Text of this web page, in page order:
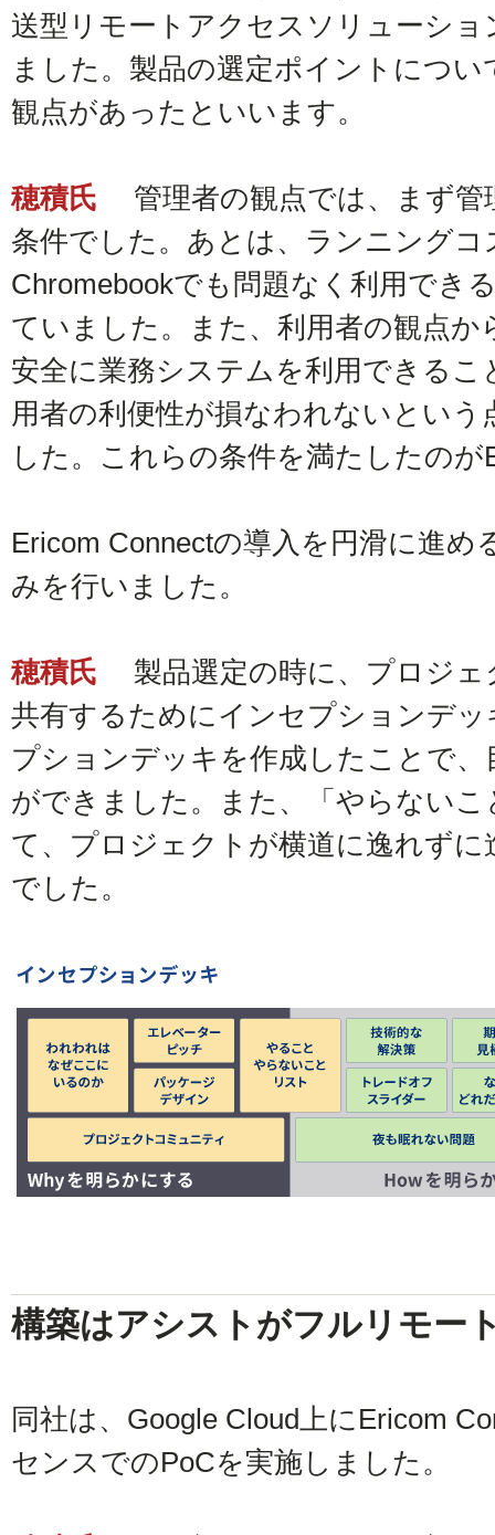
送型リモートアクセスソリューショ
ました。製品の選定ポイントにつ
観点があったといいます。
穂積氏
管理者の観点では、まず管
条件でした。あとは、ランニング
Chromebookでも問題なく利用でき
ていました。また、利用者の観点
安全に業務システムを利用できる
用者の利便性が損なわれないとい
した。これらの条件を満たしたのが
Ericom Connectの導入を円滑に進め
みを行いました。
穂積氏
製品選定の時に、プロジェ
共有するためにインセプションデ
プションデッキを作成したことで
ができました。また、「やらない
て、プロジェクトが横道に逸れず
でした。
構築はアシストがフルリモー
同社は、Google Cloud上にEricom
センスでのPoCを実施しました。